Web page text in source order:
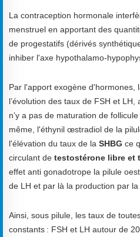
La contraception hormonale
menstruel en apportant des
de progestatifs (dérivés
inhiber l'axe hypothalamo-
Par l'apport exogène d'hormones,
l’évolution des taux de FSH et LH,
n’y a pas de maturation de
même, l'éthynil œstradiol de la
l'élévation du taux de la SHBG ce
circulant de testostérone libre et
effet anti gonadotrope la pilule
de LH et par là la production par
Ainsi, sous pilule, les taux de
constants : FSH et LH autour de